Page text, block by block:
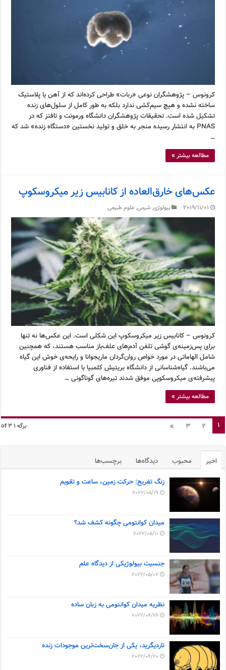
کرونوس – پژوهشگران نوعی «ربات» طراحی کرده‌اند که از آهن یا پلاستیک
ساخته نشده و هیچ سیم‌کشی ندارد بلکه به طور کامل از سلول‌های زنده
تشکیل شده است. تحقیقات پژوهشگران دانشگاه ورمونت و تافتز که در
PNAS به انتشار رسیده منجر به خلق و تولید نخستین «دستگاه زنده» شد که
…
مطالعه بیشتر »
عکس‌های خارق‌العاده از کانابیس زیر میکروسکوپ
2019/11/01 بیولوژی, شیمی,علوم طبیعی
کرونوس – کانابیس زیر میکروسکوپ این شکلی است. این عکس‌ها نه تنها
برای پس‌زمینه‌ی گوشی تلفن آدم‌های علف‌باز مناسب هستند، که همچنین
شامل الهاماتی در مورد خواص روان‌گردان ماریجوانا و رایحه‌ی خوش این گیاه
می‌باشند. گیاه‌شناسانی از دانشگاه بریتیش کلمبیا با استفاده از فناوری
پیشرفته‌ی میکروسکوپی موفق شدند تیره‌های گوناگونی …
مطالعه بیشتر »
برگه 1 of 3 1
2
3
»
اخیر محبوب دیدگاه‌ها برچسب‌ها
زنگ تفریح: حرکت زمین، ساعت و تقویم
2022/05/19
میدان کوانتومی چگونه کشف شد؟
2022/05/11
جنسیت بیولوژیکی از دیدگاه علم
2022/05/02
نظریه میدان کوانتومی به زبان ساده
2022/04/26
تاردیگرید، یکی از جان‌سخت‌ترین موجودات زنده
2022/04/20